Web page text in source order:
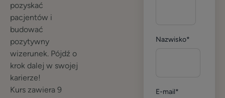
Nazwisko*
E-mail*
pozyskać
pacjentów i
budować
pozytywny
wizerunek. Pójdź o
krok dalej w swojej
karierze!
Kurs zawiera 9